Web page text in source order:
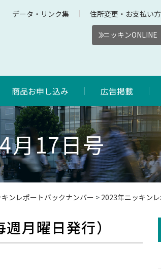
データ・リンク集 住所変更・お支払い
ニッキンONLINE
商品お申し込み 広告掲載
月17日号
キンレポートバックナンバー > 2023年ニッキン
月曜日発行）